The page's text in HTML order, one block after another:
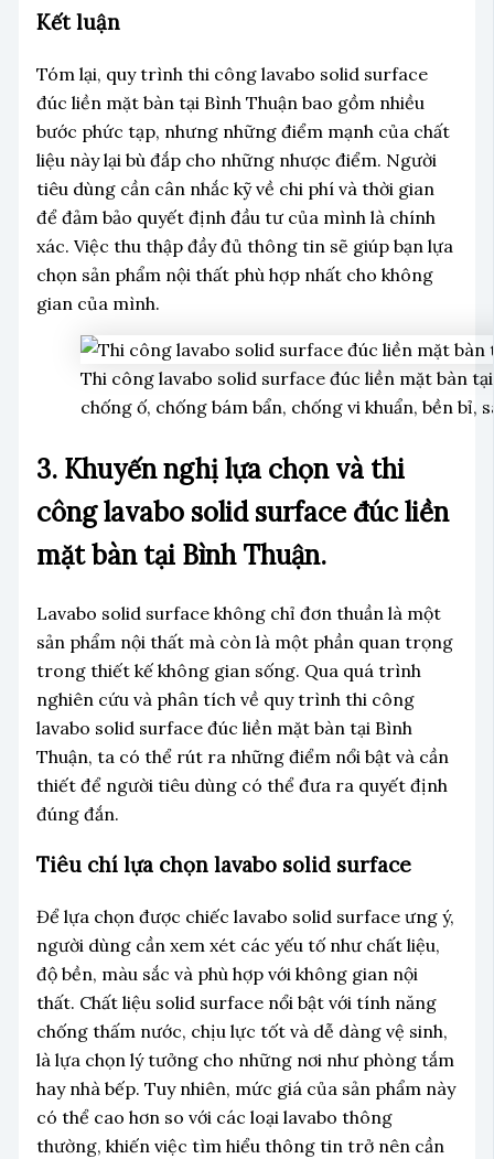
Kết luận
Tóm lại, quy trình thi công lavabo solid surface
đúc liền mặt bàn tại Bình Thuận bao gồm nhiều
bước phức tạp, nhưng những điểm mạnh của chất
liệu này lại bù đắp cho những nhược điểm. Người
tiêu dùng cần cân nhắc kỹ về chi phí và thời gian
để đảm bảo quyết định đầu tư của mình là chính
xác. Việc thu thập đầy đủ thông tin sẽ giúp bạn lựa
chọn sản phẩm nội thất phù hợp nhất cho không
gian của mình.
Thi công lavabo solid surface đúc liền mặt bàn
chống ố, chống bám bẩn, chống vi khuẩn, bền
3. Khuyến nghị lựa chọn và thi
công lavabo solid surface đúc liền
mặt bàn tại Bình Thuận.
Lavabo solid surface không chỉ đơn thuần là một
sản phẩm nội thất mà còn là một phần quan trọng
trong thiết kế không gian sống. Qua quá trình
nghiên cứu và phân tích về quy trình thi công
lavabo solid surface đúc liền mặt bàn tại Bình
Thuận, ta có thể rút ra những điểm nổi bật và cần
thiết để người tiêu dùng có thể đưa ra quyết định
đúng đắn.
Tiêu chí lựa chọn lavabo solid surface
Để lựa chọn được chiếc lavabo solid surface ưng ý,
người dùng cần xem xét các yếu tố như chất liệu,
độ bền, màu sắc và phù hợp với không gian nội
thất. Chất liệu solid surface nổi bật với tính năng
chống thấm nước, chịu lực tốt và dễ dàng vệ sinh,
là lựa chọn lý tưởng cho những nơi như phòng tắm
hay nhà bếp. Tuy nhiên, mức giá của sản phẩm này
có thể cao hơn so với các loại lavabo thông
thường, khiến việc tìm hiểu thông tin trở nên cần